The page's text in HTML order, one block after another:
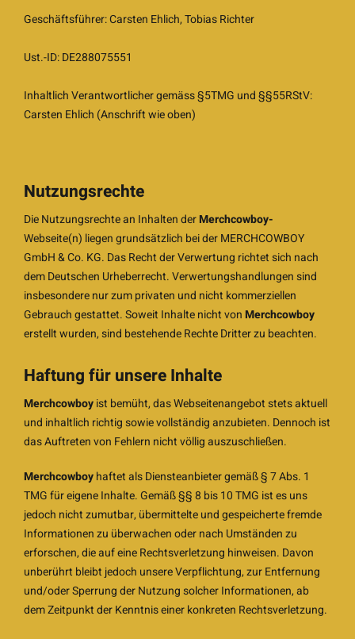
Geschäftsführer: Carsten Ehlich, Tobias Richter
Ust.-ID: DE288075551
Inhaltlich Verantwortlicher gemäss §5TMG und §§55RStV:
Carsten Ehlich (Anschrift wie oben)
Nutzungsrechte
Die Nutzungsrechte an Inhalten derMerchcowboy-
Webseite(n) liegen grundsätzlich bei der MERCHCOWBOY
GmbH & Co. KG. Das Recht der Verwertung richtet sich nach
dem Deutschen Urheberrecht. Verwertungshandlungen sind
insbesondere nur zum privaten und nicht kommerziellen
Gebrauch gestattet. Soweit Inhalte nicht vonMerchcowboy
erstellt wurden, sind bestehende Rechte Dritter zu beachten.
Haftung für unsere Inhalte
Merchcowboyist bemüht, das Webseitenangebot stets aktuell
und inhaltlich richtig sowie vollständig anzubieten. Dennoch ist
das Auftreten von Fehlern nicht völlig auszuschließen.
Merchcowboyhaftet als Diensteanbieter gemäß § 7 Abs. 1
TMG für eigene Inhalte. Gemäß §§ 8 bis 10 TMG ist es uns
jedoch nicht zumutbar, übermittelte und gespeicherte fremde
Informationen zu überwachen oder nach Umständen zu
erforschen, die auf eine Rechtsverletzung hinweisen. Davon
unberührt bleibt jedoch unsere Verpflichtung, zur Entfernung
und/oder Sperrung der Nutzung solcher Informationen, ab
dem Zeitpunkt der Kenntnis einer konkreten Rechtsverletzung.